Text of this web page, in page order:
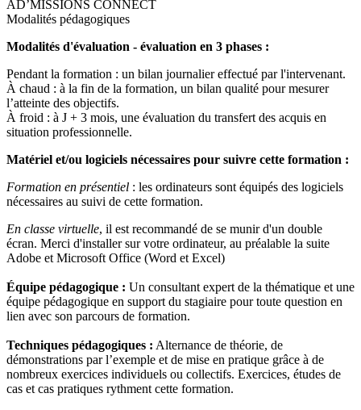
AD’MISSIONS CONNECT
Modalités pédagogiques
Modalités d'évaluation - évaluation en 3 phases :
Pendant la formation : un bilan journalier effectué par l'intervenant.
À chaud : à la fin de la formation, un bilan qualité pour mesurer
l’atteinte des objectifs.
À froid : à J + 3 mois, une évaluation du transfert des acquis en
situation professionnelle.
Matériel et/ou logiciels nécessaires pour suivre cette formation :
Formation en présentiel : les ordinateurs sont équipés des logiciels
nécessaires au suivi de cette formation.
En classe virtuelle, il est recommandé de se munir d'un double
écran. Merci d'installer sur votre ordinateur, au préalable la suite
Adobe et Microsoft Office (Word et Excel)
Équipe pédagogique : Un consultant expert de la thématique et une
équipe pédagogique en support du stagiaire pour toute question en
lien avec son parcours de formation.
Techniques pédagogiques : Alternance de théorie, de
démonstrations par l’exemple et de mise en pratique grâce à de
nombreux exercices individuels ou collectifs. Exercices, études de
cas et cas pratiques rythment cette formation.